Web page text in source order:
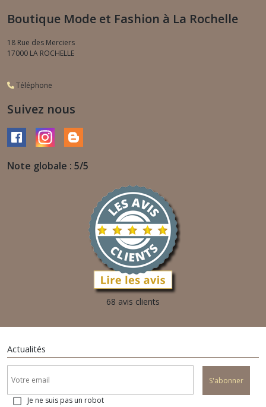
Boutique Mode et Fashion à La Rochelle
18 Rue des Merciers
17000 LA ROCHELLE
Téléphone
Suivez nous
Note globale : 5/5
68 avis clients
Actualités
S'abonner
Je ne suis pas un robot